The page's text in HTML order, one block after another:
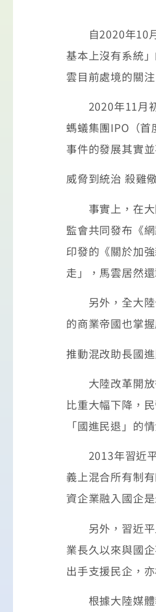
自2020年10月
基本上沒有系統
雲目前處境的關
2020年11月初
螞蟻集團IPO（
事件的發展其實
威脅到統治 殺雞
事實上，在大
監會共同發布《
印發的《關於加
走」，馬雲居然
另外，全大陸
的商業帝國也掌
推動混改助長國
大陸改革開放
比重大幅下降，
「國進民退」的
2013年習近平
義上混合所有制
資企業融入國企
另外，習近平
業長久以來與國
出手支援民企，
根據大陸媒體